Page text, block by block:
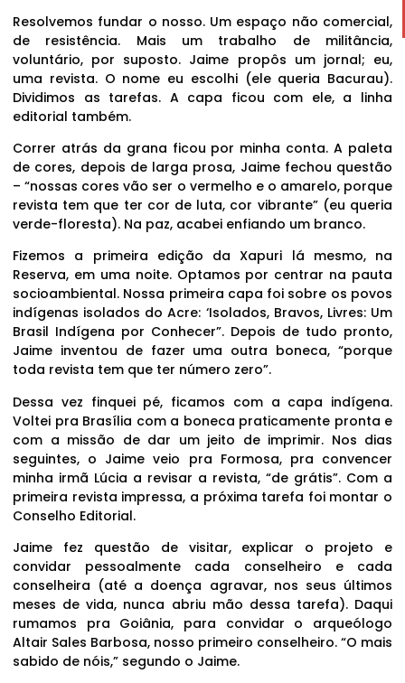
Resolvemos fundar o nosso. Um espaço não comercial,
de resistência. Mais um trabalho de militância,
voluntário, por suposto. Jaime propôs um jornal; eu,
uma revista. O nome eu escolhi (ele queria Bacurau).
Dividimos as tarefas. A capa ficou com ele, a linha
editorial também.
Correr atrás da grana ficou por minha conta. A paleta
de cores, depois de larga prosa, Jaime fechou questão
– “nossas cores vão ser o vermelho e o amarelo, porque
revista tem que ter cor de luta, cor vibrante” (eu queria
verde-floresta). Na paz, acabei enfiando um branco.
Fizemos a primeira edição da Xapuri lá mesmo, na
Reserva, em uma noite. Optamos por centrar na pauta
socioambiental. Nossa primeira capa foi sobre os povos
indígenas isolados do Acre: ‘Isolados, Bravos, Livres: Um
Brasil Indígena por Conhecer”. Depois de tudo pronto,
Jaime inventou de fazer uma outra boneca, “porque
toda revista tem que ter número zero”.
Dessa vez finquei pé, ficamos com a capa indígena.
Voltei pra Brasília com a boneca praticamente pronta e
com a missão de dar um jeito de imprimir. Nos dias
seguintes, o Jaime veio pra Formosa, pra convencer
minha irmã Lúcia a revisar a revista, “de grátis”. Com a
primeira revista impressa, a próxima tarefa foi montar o
Conselho Editorial.
Jaime fez questão de visitar, explicar o projeto e
convidar pessoalmente cada conselheiro e cada
conselheira (até a doença agravar, nos seus últimos
meses de vida, nunca abriu mão dessa tarefa). Daqui
rumamos pra Goiânia, para convidar o arqueólogo
Altair Sales Barbosa, nosso primeiro conselheiro. “O mais
sabido de nóis,” segundo o Jaime.